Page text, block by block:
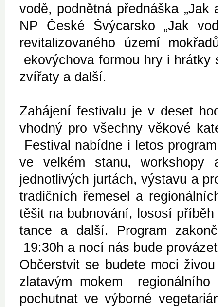
vodě, podnětná přednáška
NP České Švýcarsko „Jak
revitalizovaného území
ekovýchova formou hry i
zvířaty a další.
Zahájení festivalu je v deset
vhodný pro všechny věkové
Festival nabídne i letos
ve velkém stanu,
jednotlivých jurtách, výstavu a
tradičních řemesel a
těšit na bubnování, lososí
tance a další. Program
19:30h a nocí nás bude
Občerstvit se budete moci
zlatavým mokem
pochutnat ve výborné